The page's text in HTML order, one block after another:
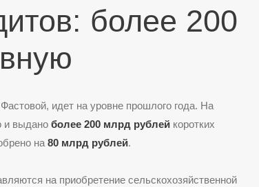
более 200
идет на уровне прошлого года. На
и выдано более 200 млрд рублей коротких
на 80 млрд рублей.
на приобретение сельскохозяйственной